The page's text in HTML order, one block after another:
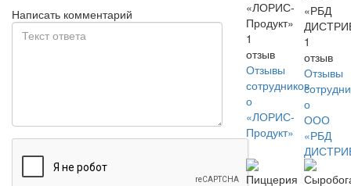
Написать комментарий
«ЛОРИС-
Продукт»
1
отзыв
Отзывы
сотрудников
о
«ЛОРИС-
Продукт»
«РБД
1
отзыв
Отзывы
о
ООО
«РБД